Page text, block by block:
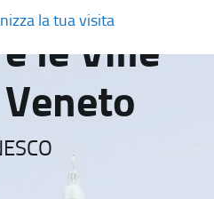
la tua visita
le Ville